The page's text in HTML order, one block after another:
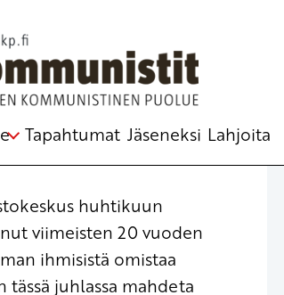
Tapahtumat Jäseneksi Lahjoita
huhtikuun
viimeisten 20 vuoden
ihmisistä omistaa
juhlassa mahdeta